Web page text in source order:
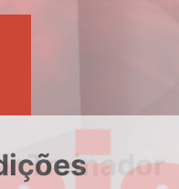
a